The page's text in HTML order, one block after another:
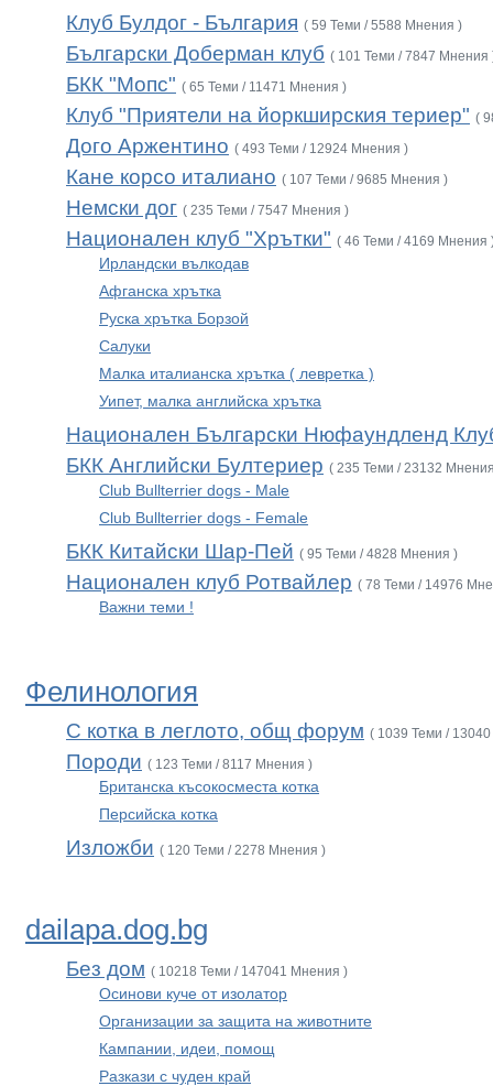
Клуб Булдог - България ( 59 Теми / 5588 Мнения )
Български Доберман клуб ( 101 Теми / 7847 Мнения
БКК "Мопс" ( 65 Теми / 11471 Мнения )
Клуб "Приятели на йоркширския териер" (
Дого Аржентино ( 493 Теми / 12924 Мнения )
Кане корсо италиано ( 107 Теми / 9685 Мнения )
Немски дог ( 235 Теми / 7547 Мнения )
Национален клуб "Хрътки" ( 46 Теми / 4169 Мнения
Ирландски вълкодав
Афганска хрътка
Руска хрътка Борзой
Салуки
Малка италианска хрътка ( левретка )
Уипет, малка английска хрътка
Национален Български Нюфаундленд
БКК Английски Бултериер ( 235 Теми / 23132
Club Bullterrier dogs - Male
Club Bullterrier dogs - Female
БКК Китайски Шар-Пей ( 95 Теми / 4828 Мнения )
Национален клуб Ротвайлер ( 78 Теми / 14976
Важни теми !
Фелинология
С котка в леглото, общ форум ( 1039 Теми /
Породи ( 123 Теми / 8117 Мнения )
Британска късокосместа котка
Персийска котка
Изложби ( 120 Теми / 2278 Мнения )
dailapa.dog.bg
Без дом ( 10218 Теми / 147041 Мнения )
Осинови куче от изолатор
Организации за защита на животните
Кампании, идеи, помощ
Разкази с чуден край